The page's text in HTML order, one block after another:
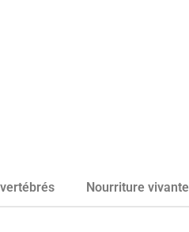
Nourriture vivante